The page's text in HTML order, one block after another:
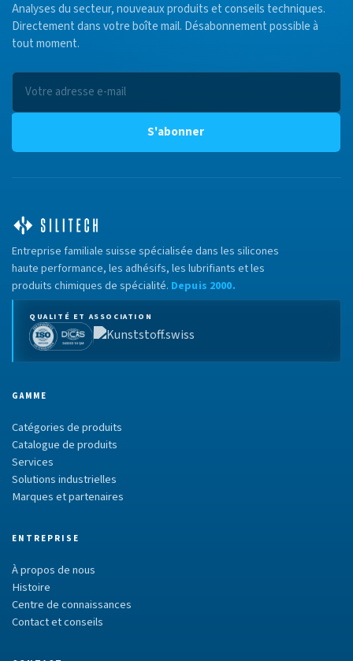
Analyses du secteur, nouveaux produits et conseils techniques.
Directement dans votre boîte mail. Désabonnement possible à
tout moment.
S'abonner
Entreprise familiale suisse spécialisée dans les silicones
haute performance, les adhésifs, les lubrifiants et les
produits chimiques de spécialité. Depuis 2000.
QUALITÉ ET ASSOCIATION
GAMME
Catégories de produits
Catalogue de produits
Services
Solutions industrielles
Marques et partenaires
ENTREPRISE
À propos de nous
Histoire
Centre de connaissances
Contact et conseils